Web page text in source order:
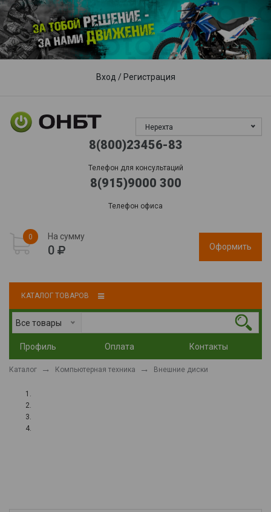
Пункты выдачи Доставка Гарантия, сервис
Обработка заказов:
пн-пт: 09:00 - 17:00,
сб-вс : выходной
Вход / Регистрация
Нерехта
8(800)23456-83
Телефон для консультаций
8(915)9000 300
Телефон офиса
0 На сумму
0 Оформить
КАТАЛОГ ТОВАРОВ
Все товары
Профиль Оплата Контакты
Каталог Компьютерная техника Внешние диски